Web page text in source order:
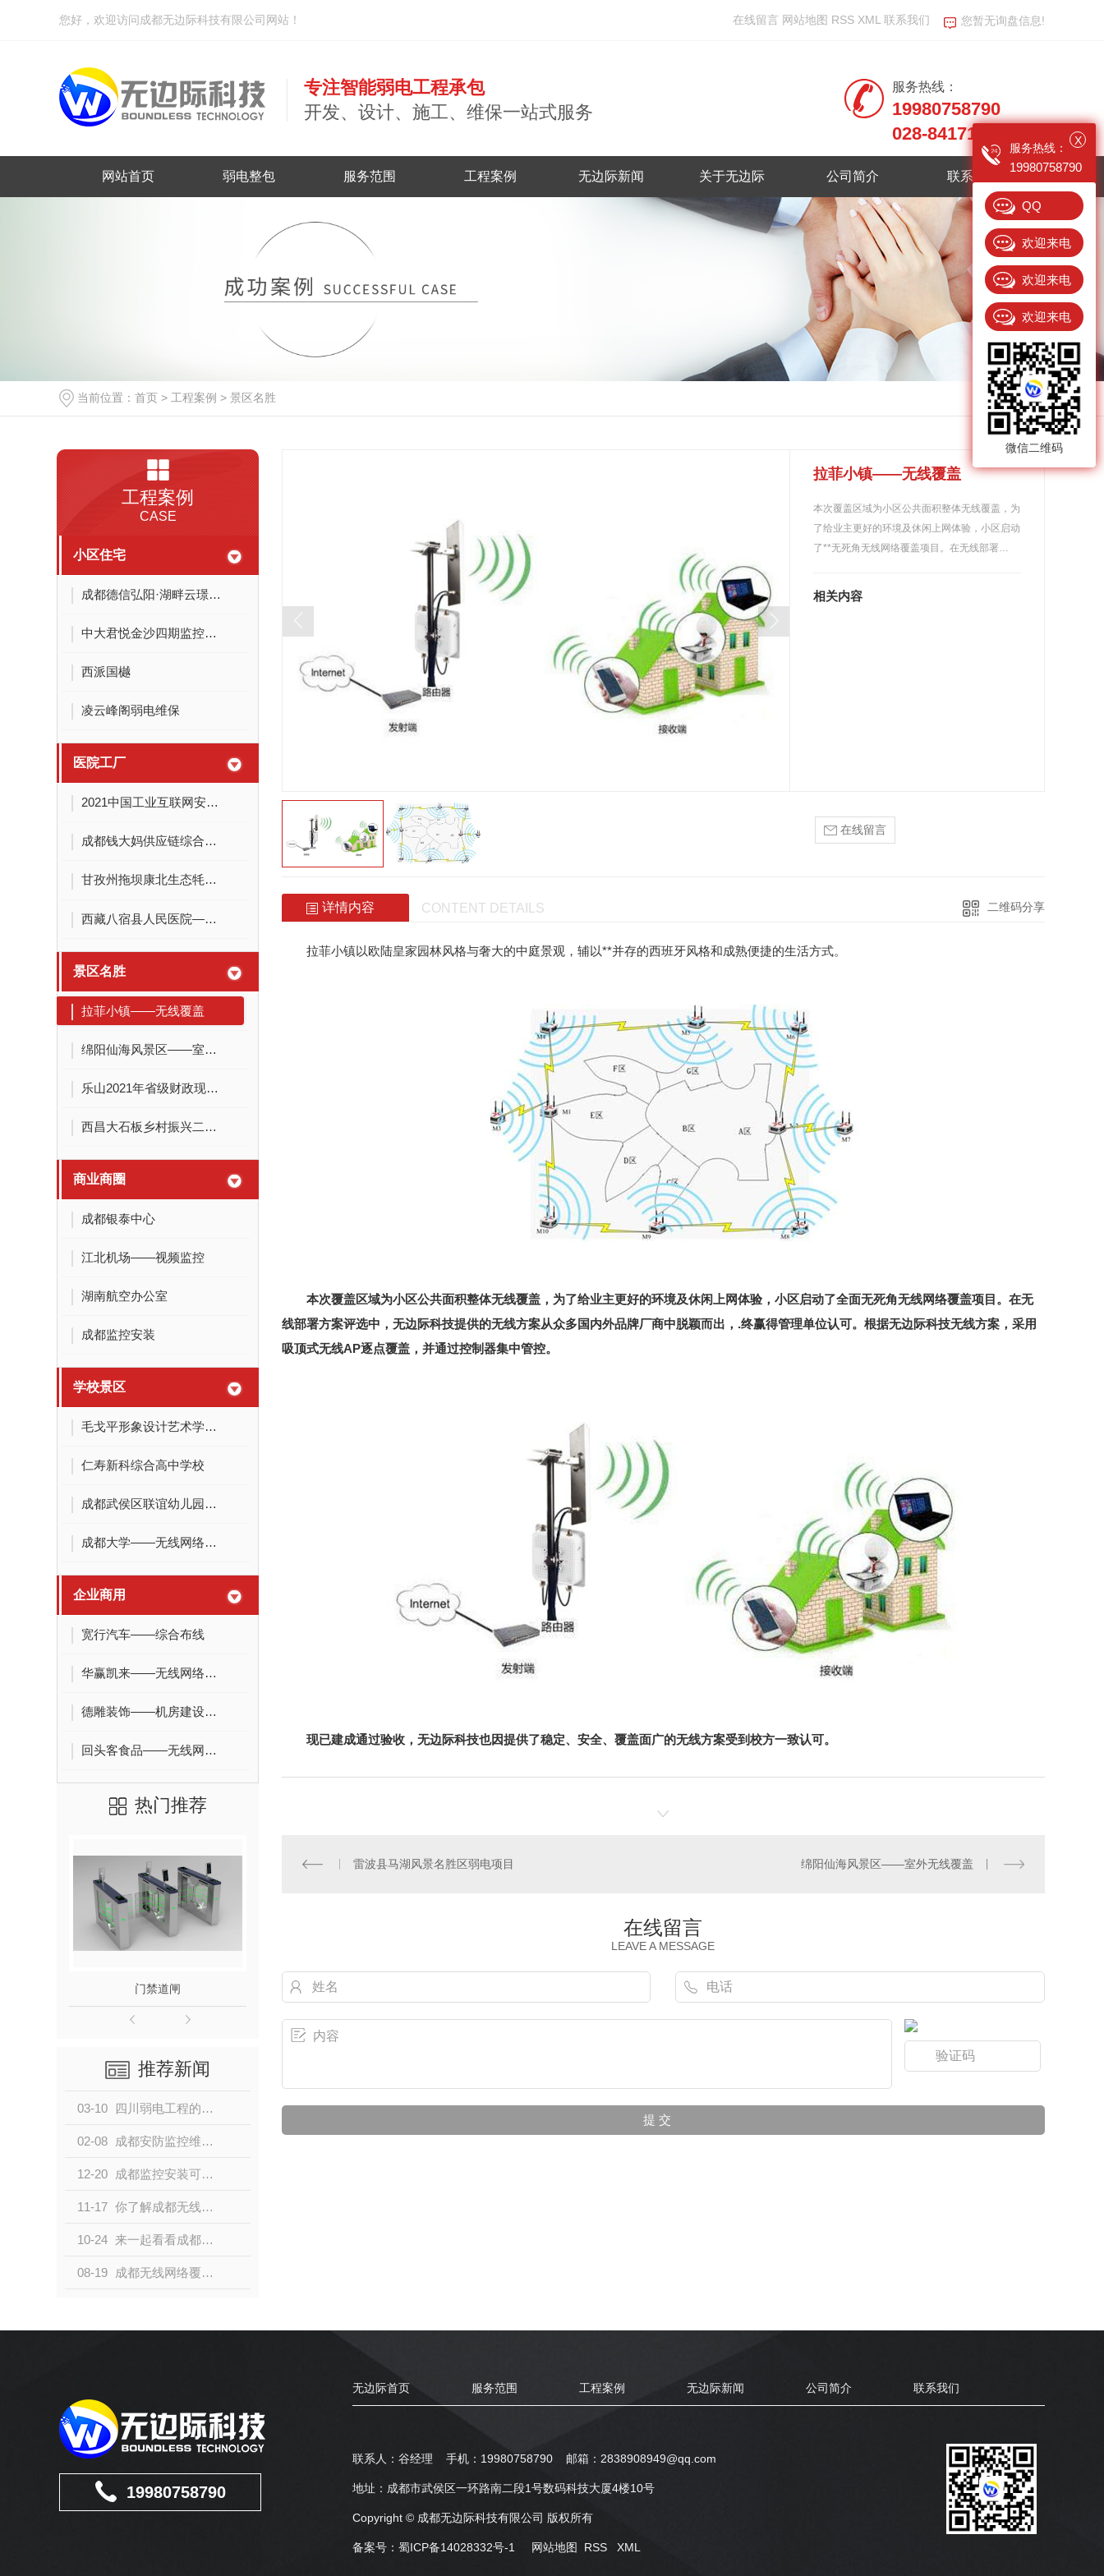
您好，欢迎访问成都无边际科技有限公司网站！ 您暂无询盘信息!
在线留言 网站地图 RSS XML 联系我们
专注智能弱电工程承包
开发、设计、施工、维保一站式服务
服务热线：
19980758790
028-84171800
网站首页 弱电整包 服务范围 工程案例 无边际新闻 关于无边际 公司简介 联系我们
当前位置： 首页 > 工程案例 > 景区名胜 返回
工程案例
CASE
小区住宅
成都德信弘阳·湖畔云璟小区项目
中大君悦金沙四期监控改造
西派国樾
凌云峰阁弱电维保
医院工厂
2021中国工业互联网安全大赛博览会
成都钱大妈供应链综合仓项目
甘孜州拖坝康北生态牦牛产业园项目
西藏八宿县人民医院——弱电系统建设项目
景区名胜
拉菲小镇——无线覆盖
绵阳仙海风景区——室外无线覆盖
乐山2021年省级财政现代农业发展工程项目
西昌大石板乡村振兴二期产业建设项目弱电系统
商业商圈
成都银泰中心
江北机场——视频监控
湖南航空办公室
成都监控安装
学校景区
毛戈平形象设计艺术学校——无线覆盖
仁寿新科综合高中学校
成都武侯区联谊幼儿园监控项目
成都大学——无线网络覆盖
企业商用
宽行汽车——综合布线
华赢凯来——无线网络覆盖
德雕装饰——机房建设、办公网络
回头客食品——无线网络覆盖
热门推荐
门禁道闸
推荐新闻
03-10 四川弱电工程的一些常见问题及注意事项
02-08 成都安防监控维修维保维护，成都监控安装这些问题要注意
12-20 成都监控安装可以遵循这些原则
11-17 你了解成都无线网络覆盖的这些基本常识吗
10-24 来一起看看成都监控安装的教程吧
08-19 成都无线网络覆盖的注意事项有这些
拉菲小镇——无线覆盖
本次覆盖区域为小区公共面积整体无线覆盖，为
了给业主更好的环境及休闲上网体验，小区启动
了**无死角无线网络覆盖项目。在无线部署…
相关内容
在线留言
详情内容 CONTENT DETAILS 二维码分享
拉菲小镇以欧陆皇家园林风格与奢大的中庭景观，辅以**并存的西班牙风格和成熟便捷的生活方式。
本次覆盖区域为小区公共面积整体无线覆盖，为了给业主更好的环境及休闲上网体验，小区启动了全面无死角无线网络覆盖项目。在无
线部署方案评选中，无边际科技提供的无线方案从众多国内外品牌厂商中脱颖而出，.终赢得管理单位认可。根据无边际科技无线方案，采用
吸顶式无线AP逐点覆盖，并通过控制器集中管控。
现已建成通过验收，无边际科技也因提供了稳定、安全、覆盖面广的无线方案受到校方一致认可。
雷波县马湖风景名胜区弱电项目 绵阳仙海风景区——室外无线覆盖
在线留言
LEAVE A MESSAGE
19980758790
无边际首页 服务范围 工程案例 无边际新闻 公司简介 联系我们
联系人：谷经理 手机：19980758790 邮箱：2838908949@qq.com
地址：成都市武侯区一环路南二段1号数码科技大厦4楼10号
Copyright © 成都无边际科技有限公司 版权所有
备案号： 蜀ICP备14028332号-1 网站地图 RSS XML
X
服务热线：
19980758790
QQ
欢迎来电
13408695896
欢迎来电
15982374238
欢迎来电
18381718969
微信二维码